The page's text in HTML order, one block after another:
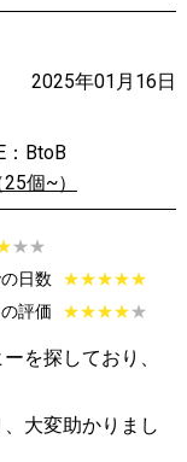
：BtoB
個~）
2025年01月16日
★★
日数 ★★★★★
評価 ★★★★★
を探しており、
大変助かりまし